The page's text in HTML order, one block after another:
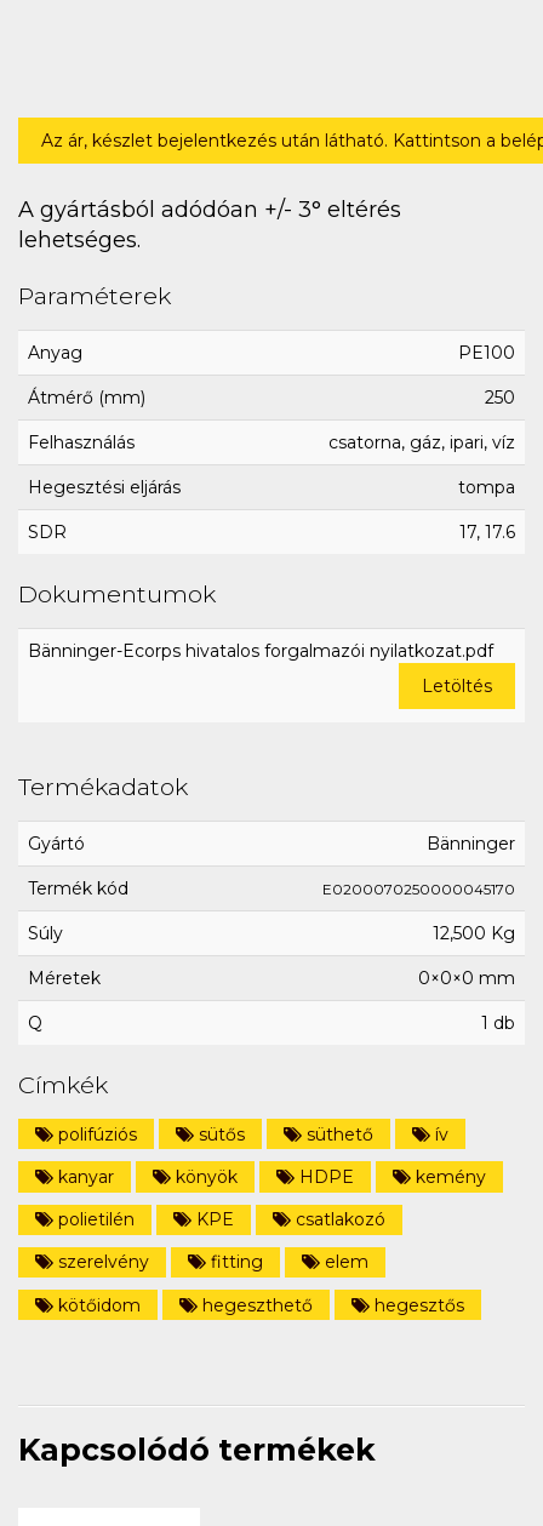
Az ár, készlet bejelentkezés után látható. Kattintson a
A gyártásból adódóan +/- 3° eltérés
lehetséges.
Paraméterek
Anyag PE100
Átmérő (mm) 250
Felhasználás csatorna, gáz, ipari, víz
Hegesztési eljárás tompa
SDR 17, 17.6
Dokumentumok
Bänninger-Ecorps hivatalos forgalmazói nyilatkozat.pdf
Letöltés
Termékadatok
Gyártó Bänninger
Termék kód E0200070250000045170
Súly 12,500 Kg
Méretek 0×0×0 mm
Q 1 db
Címkék
polifúziós sütős süthető
ív
kanyar
könyök HDPE
kemény
polietilén
KPE
csatlakozó
szerelvény
fitting
elem
kötőidom
hegeszthető hegesztős
Kapcsolódó termékek